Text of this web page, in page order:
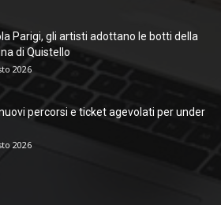
Parigi, gli artisti adottano le botti della
di Quistello
2026
percorsi e ticket agevolati per under
2026